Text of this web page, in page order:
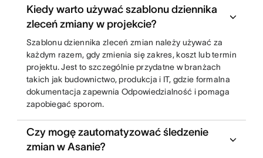
Kiedy warto używać szablonu dziennika
zleceń zmiany w projekcie?
Szablonu dziennika zleceń zmian należy używać za
każdym razem, gdy zmienia się zakres, koszt lub termin
projektu. Jest to szczególnie przydatne w branżach
takich jak budownictwo, produkcja i IT, gdzie formalna
dokumentacja zapewnia Odpowiedzialność i pomaga
zapobiegać sporom.
Czy mogę zautomatyzować śledzenie
zmian w Asanie?